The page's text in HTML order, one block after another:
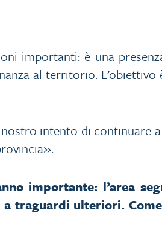
importanti: è una
al territorio. L’obiettivo
intento di continuare
importante: l’area
traguardi ulteriori.